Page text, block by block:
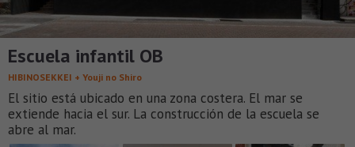
Escuela infantil OB
HIBINOSEKKEI + Youji no Shiro
El sitio está ubicado en una zona costera. El mar se
extiende hacia el sur. La construcción de la escuela se
abre al mar.